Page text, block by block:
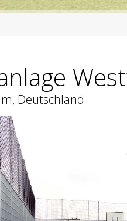
Deutschland